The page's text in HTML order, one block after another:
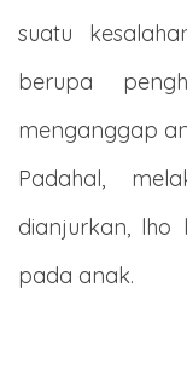
suatu
berupa
menganggap
Padahal,
dianjurkan,
pada anak.